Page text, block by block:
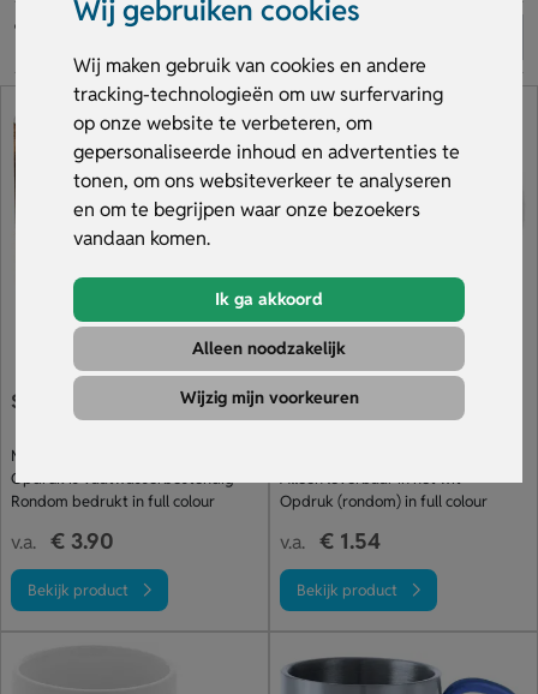
Wij gebruiken cookies
Wij maken gebruik van cookies en andere
tracking-technologieën om uw surfervaring
op onze website te verbeteren, om
gepersonaliseerde inhoud en advertenties te
tonen, om ons websiteverkeer te analyseren
en om te begrijpen waar onze bezoekers
vandaan komen.
Ik ga akkoord
Alleen noodzakelijk
Wijzig mijn voorkeuren
Sublimatie mok 300 ml
Mok van 300 ml
Opdruk is vaatwasserbestendig
Rondom bedrukt in full colour
v.a. € 3.90
Bekijk product
Lutin Espresso Mok 80 ml
Alleen leverbaar in het wit
Opdruk (rondom) in full colour
v.a. € 1.54
Bekijk product